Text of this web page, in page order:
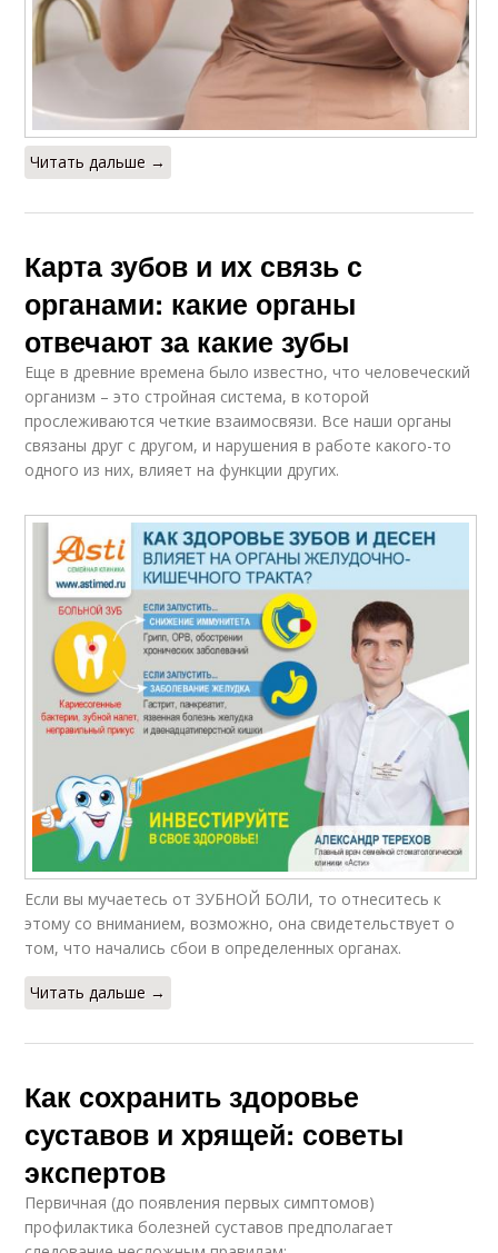
Читать дальше →
Карта зубов и их связь с
органами: какие органы
отвечают за какие зубы
Еще в древние времена было известно, что человеческий
организм – это стройная система, в которой
прослеживаются четкие взаимосвязи. Все наши органы
связаны друг с другом, и нарушения в работе какого-то
одного из них, влияет на функции других.
Если вы мучаетесь от ЗУБНОЙ БОЛИ, то отнеситесь к
этому со вниманием, возможно, она свидетельствует о
том, что начались сбои в определенных органах.
Читать дальше →
Как сохранить здоровье
суставов и хрящей: советы
экспертов
Первичная (до появления первых симптомов)
профилактика болезней суставов предполагает